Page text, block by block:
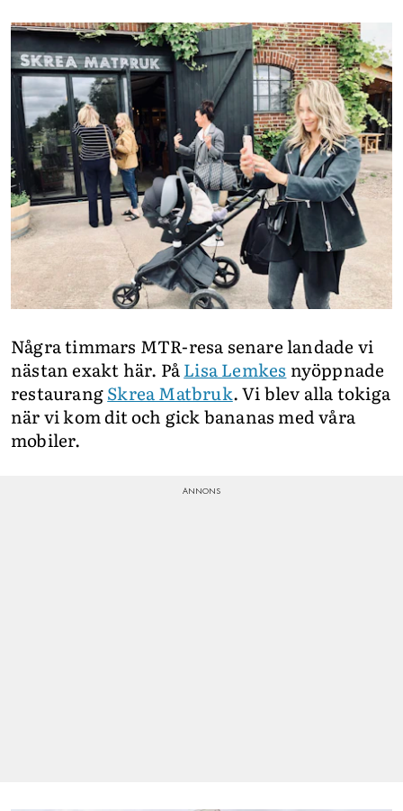
Några timmars MTR-resa senare landade vi
nästan exakt här. PåLisa Lemkes nyöppnade
restaurangSkrea Matbruk. Vi blev alla tokiga
när vi kom dit och gick bananas med våra
mobiler.